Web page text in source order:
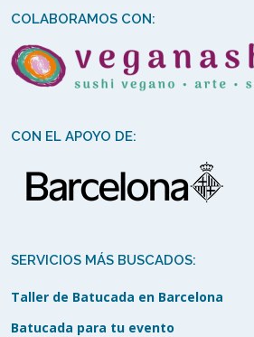
COLABORAMOS CON:
CON EL APOYO DE:
SERVICIOS MÁS BUSCADOS:
Taller de Batucada en Barcelona
Batucada para tu evento